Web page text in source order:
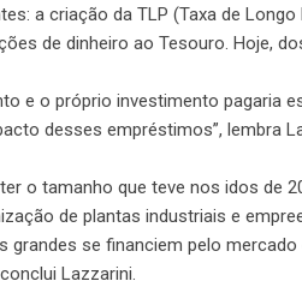
a criação da TLP (Taxa de
de dinheiro ao Tesouro. Hoje,
e o próprio investimento pagaria
desses empréstimos”, lembra
o tamanho que teve nos idos de
de plantas industriais e
grandes se financiem pelo
Lazzarini.